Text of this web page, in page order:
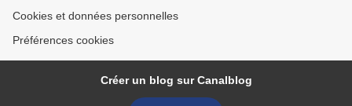
Cookies et données personnelles
Préférences cookies
Créer un blog sur Canalblog